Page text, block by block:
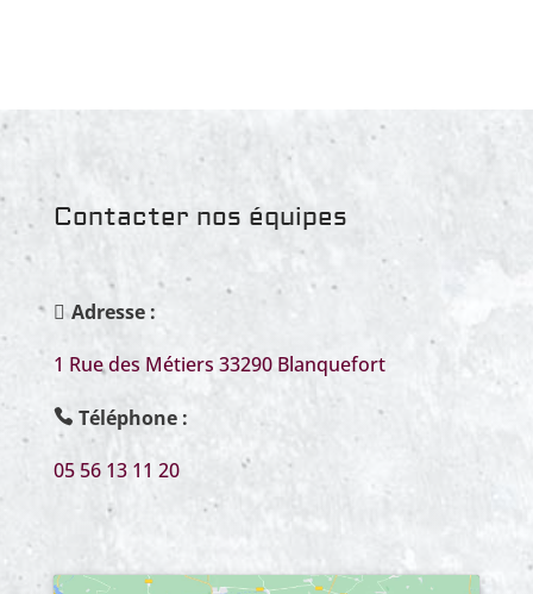
Contacter nos équipes
Adresse :
1 Rue des Métiers 33290 Blanquefort
Téléphone :
05 56 13 11 20